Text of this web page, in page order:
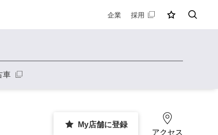
企業 採用 MY店舗
車
My店舗に登録
アクセス